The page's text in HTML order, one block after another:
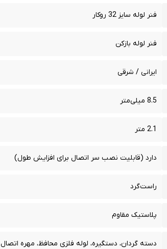
فنر لوله سایز 32 روکار
فنر لوله بازکن
ایرانی / شرقی
8.5 میلی‌متر
2.1 متر
دارد (قابلیت نصب سر اتصال برای افزایش طول)
راست‌گرد
پلاستیک مقاوم
دسته گردان، دستگیره، لوله فلزی محافظ، مهره اتصال